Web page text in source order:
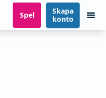
Spel
Skapa
konto